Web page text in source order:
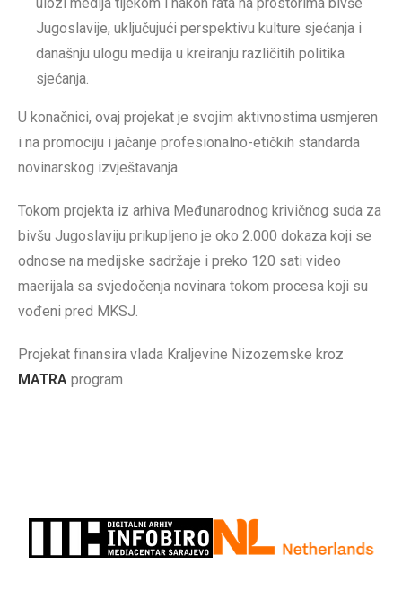
Jugoslavije, uključujući perspektivu kulture sjećanja i
današnju ulogu medija u kreiranju različitih politika
sjećanja.
U konačnici, ovaj projekat je svojim aktivnostima usmjeren
i na promociju i jačanje profesionalno-etičkih standarda
novinarskog izvještavanja.
Tokom projekta iz arhiva Međunarodnog krivičnog suda za
bivšu Jugoslaviju prikupljeno je oko 2.000 dokaza koji se
odnose na medijske sadržaje i preko 120 sati video
maerijala sa svjedočenja novinara tokom procesa koji su
vođeni pred MKSJ.
Projekat finansira vlada Kraljevine Nizozemske kroz
MATRA program